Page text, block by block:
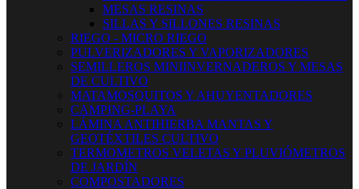
MESAS RESINAS
SILLAS Y SILLONES RESINAS
RIEGO - MICRO RIEGO
PULVERIZADORES Y VAPORIZADORES
SEMILLEROS MINIINVERNADEROS Y MESAS
DE CULTIVO
MATAMOSQUITOS Y AHUYENTADORES
CAMPING-PLAYA
LÁMINA ANTIHIERBA MANTAS Y
GEOTÉXTILES CULTIVO
TERMOMETROS VELETAS Y PLUVIÓMETROS
DE JARDÍN
COMPOSTADORES